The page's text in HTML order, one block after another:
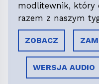
modlitewnik, który
razem z naszym
ZOBACZ
WERSJA AUDIO